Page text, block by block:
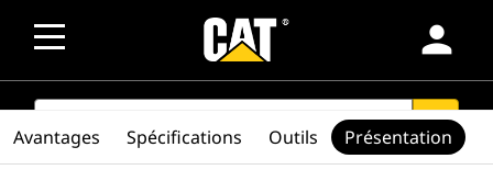
person
SEARCH search
Avantages Spécifications Outils Présentation